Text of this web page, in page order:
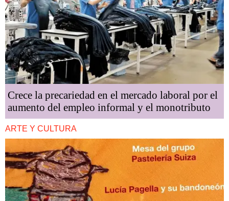
Crece la precariedad en el mercado laboral por el
aumento del empleo informal y el monotributo
ARTE Y CULTURA